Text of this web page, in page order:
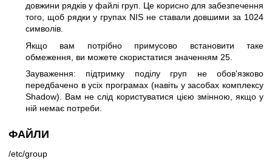
довжини рядків у файлі груп. Це корисно для забезпечення
того, щоб рядки у групах NIS не ставали довшими за 1024
символів.
Якщо вам потрібно примусово встановити таке
обмеження, ви можете скористатися значенням 25.
Зауваження: підтримку поділу груп не обов'язково
передбачено в усіх програмах (навіть у засобах комплексу
Shadow). Вам не слід користуватися цією змінною, якщо у
ній немає потреби.
ФАЙЛИ
/etc/group